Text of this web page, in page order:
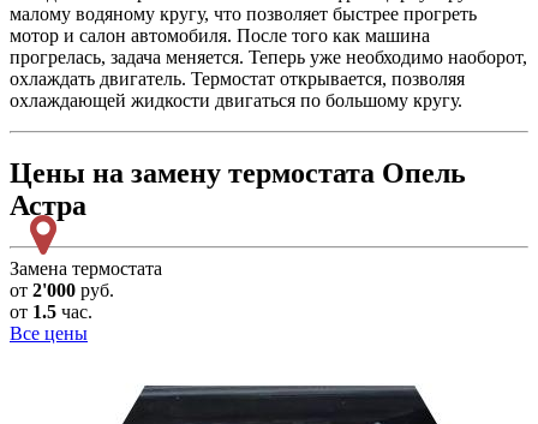
малому водяному кругу, что позволяет быстрее прогреть
мотор и салон автомобиля. После того как машина
прогрелась, задача меняется. Теперь уже необходимо наоборот,
охлаждать двигатель. Термостат открывается, позволяя
охлаждающей жидкости двигаться по большому кругу.
Цены на замену термостата Опель
Астра
Замена термостата
от 2'000 руб.
от 1.5 час.
Все цены